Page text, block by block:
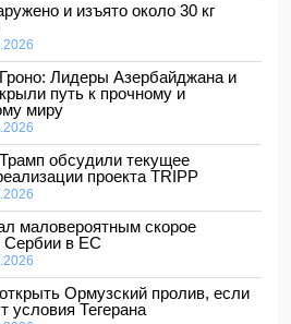
и изъято около 30 кг
Лидеры Азербайджана и
путь к прочному и
миру
обсудили текущее
проекта TRIPP
маловероятным скорое
Сербии в ЕС
Ормузский пролив, если
Тегерана